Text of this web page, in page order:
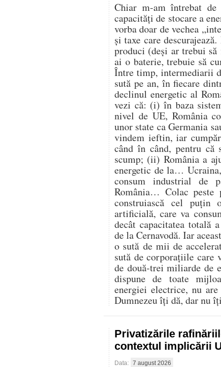
Chiar m-am întrebat
capacități de stocare a
vorba doar de vechea
și taxe care
produci (deși ar trebui
ai o baterie, trebuie să
Între timp, intermediarii
sută pe an, în fiecare
declinul energetic al
vezi că: (i) în baza
nivel de UE, România
unor state ca Germania
vindem ieftin, iar
când în când, pentru că
scump; (ii) România a
energetic de la…
consum industrial de
România… Colac peste
construiască cel
artificială, care va
decât capacitatea totală
de la Cernavodă. Iar
o sută de mii de
sută de corporațiile
de două-trei miliarde de
dispune de toate
energiei electrice, nu
Dumnezeu îți dă, dar nu
Privatizările
contextul implicării
Data: 7 august 2026